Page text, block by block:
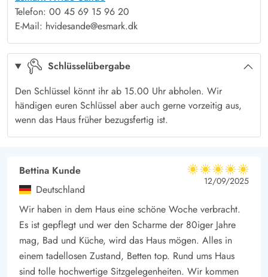
Radtouren ein. Das Meer liegt nur ca. 700 m vom Ferienhaus
entfernt.
nahegelegenen Orte Hvide Sande und Søndervig eine Vielzahl
an Geschäften und Restaurants. In nur ca. 10 Minuten mit dem
Auto sind beide schnell zu erreichen.
Telefon: 00 45 69 15 96 20
E-Mail: hvidesande@esmark.dk
Schlüsselübergabe
Den Schlüssel könnt ihr ab 15.00 Uhr abholen. Wir
händigen euren Schlüssel aber auch gerne vorzeitig aus,
wenn das Haus früher bezugsfertig ist.
Bettina Kunde
Deutschland
5 von 5
5 von 5
5 out of 5
12/09/2025
Wir haben in dem Haus eine schöne Woche verbracht.
Es ist gepflegt und wer den Scharme der 80iger Jahre
mag, Bad und Küche, wird das Haus mögen. Alles in
einem tadellosen Zustand, Betten top. Rund ums Haus
sind tolle hochwertige Sitzgelegenheiten. Wir kommen